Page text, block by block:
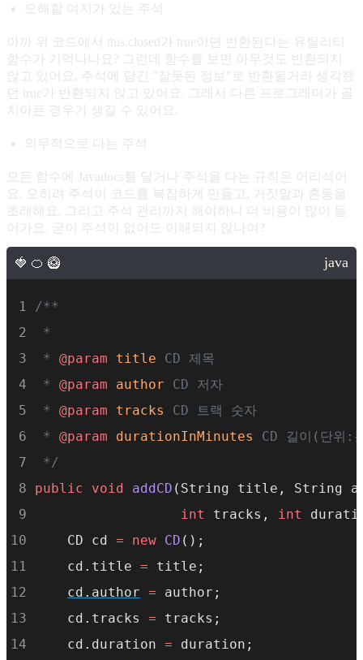
protected
    /**
     * 관련 logger 이름
protected
    /**
     * 컨테이너와 관련된 Manager 구현
     */
protected Manager manager = null;
    /**
     * 컨테이너와 관련된 Cluster
     */
protected Cluster cluster
    /**
     * 사람이 읽을 수 있는 컨테이너 이름
protected String name
    /**
     * 컨테이너의 부모 컨테이너
     */
오해할 여지가 있는 주석
아까 위 코드에서 this.closed가 true이면 반환된다는 유틸리티
함수가 기억나나요? 그런데 함수를 보면 아무것도 반환되지
않고 있어요. 주석에 담긴 "잘못된 정보"로 반환될거라 생각했
던 true가 반환되지 않고 있어요. 그래서 다른 프로그래머가 골
치아픈 경우가 생길 수 있어요.
의무적으로 다는 주석
모든 함수에 Javadocs를 달거나 주석을 다는 규칙은 어리석어
요. 오히려 주석이 코드를 복잡하게 만들고, 거짓말과 혼동을
초래해요. 그리고 주석 관리까지 해야하니 더 비용이 많이 들
어가요. 굳이 주석이 없어도 이해되지 않나여?
/**
*
* @param title CD 제목
* @param author CD 저자
* @param tracks
CD 트랙 숫자
* @param durationInMinutes
CD 길이(단위:
*/
public
void addCD (String title, String
int
tracks, int
    CD cd
= new CD ();
    cd.title
= title;
cd.author = author;
    cd.tracks
= tracks;
    cd.duration
= duration;